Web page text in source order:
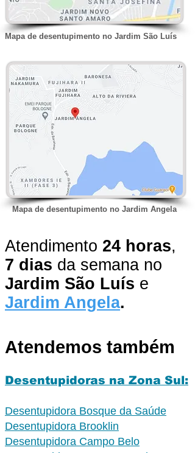
Mapa de desentupimento no Jardim São Luís
Mapa de desentupimento no Jardim Angela
​Atendimento 24 horas,
7 dias da semana no
Jardim São Luís e
Jardim Angela.
Atendemos também
Desentupidoras na Zona Sul:
Desentupidora Bosque da Saúde
Desentupidora Brooklin
Desentupidora Campo Belo